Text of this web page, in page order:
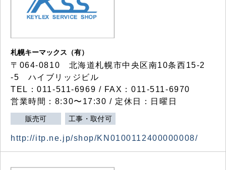
札幌キーマックス（有）
〒064-0810 北海道札幌市中央区南10条西15-2
-5 ハイブリッジビル
TEL：011-511-6969 / FAX：011-511-6970
営業時間：8:30〜17:30 / 定休日：日曜日
販売可 工事・取付可
http://itp.ne.jp/shop/KN0100112400000008/